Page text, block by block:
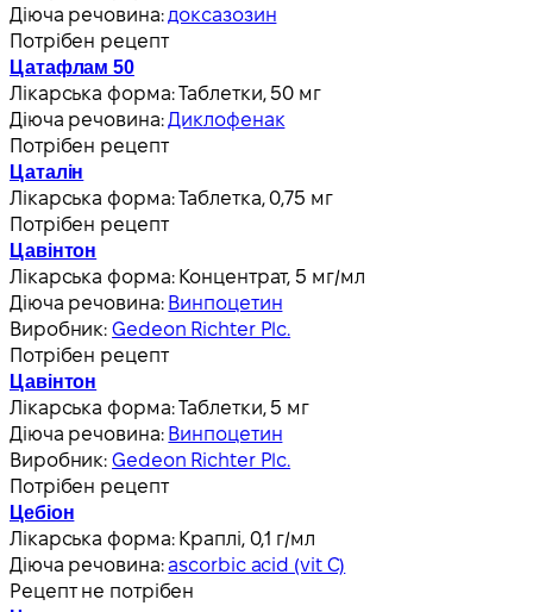
Діюча речовина:доксазозин
Потрібен рецепт
Цатафлам 50
Лікарська форма:Таблетки, 50 мг
Діюча речовина:Диклофенак
Потрібен рецепт
Цаталін
Лікарська форма:Таблетка, 0,75 мг
Потрібен рецепт
Цавінтон
Лікарська форма: Концентрат, 5 мг/мл
Діюча речовина: Винпоцетин
Виробник:Gedeon Richter Plc.
Потрібен рецепт
Цавінтон
Лікарська форма:Таблетки, 5 мг
Діюча речовина: Винпоцетин
Виробник:Gedeon Richter Plc.
Потрібен рецепт
Цебіон
Лікарська форма: Краплі, 0,1 г/мл
Діюча речовина:ascorbic acid (vit C)
Рецепт не потрібен